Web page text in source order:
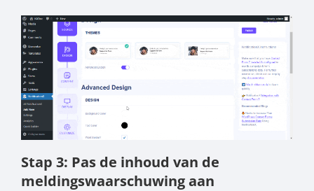
Stap 3: Pas de inhoud van de
meldingswaarschuwing aan